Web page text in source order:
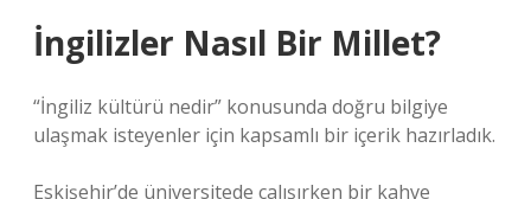
İngilizler Nasıl Bir Millet?
“İngiliz kültürü nedir” konusunda doğru bilgiye
ulaşmak isteyenler için kapsamlı bir içerik hazırladık.
Eskişehir’de üniversitede çalışırken bir kahve